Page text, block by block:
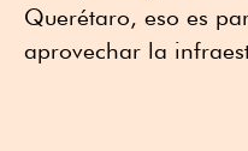
Querétaro, eso es
aprovechar la